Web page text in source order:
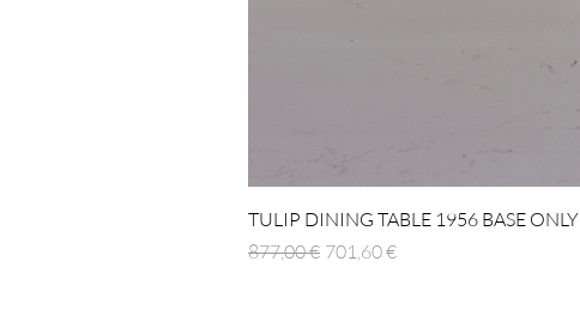
TULIP DINING TABLE 1956 BASE ONLY
Regulær pris
877,00 € Salgspris
701,60 €